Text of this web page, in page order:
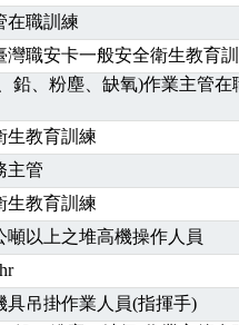
怎麼進修自我？課程百百種選
安全主任」、「隧道等襯砌作
中和核心職能系列課程資訊
年製造業危害預防職場安衛法
應颱風來襲，若遇停班停課消息
】06/03-06/08堆高機課程，政
人員】開課囉
風假11/12停班停課
應颱風來襲，若遇停班停課消息
年，課程意見蒐集~
格式百百種？專業講師帶您判
應颱風來襲，若遇停班停課消息
在職訓練
灣職安卡一般安全衛生教育
鉛、粉塵、缺氧)作業主管在
生教育訓練
主管
生教育訓練
噸以上之堆高機操作人員
具吊掛作業人員(指揮手)